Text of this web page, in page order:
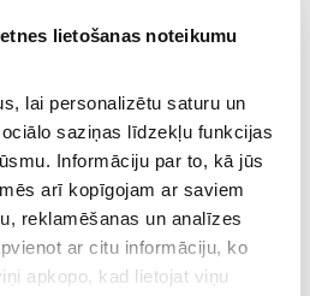
lietošanas noteikumu
lai personalizētu saturu un
saziņas līdzekļu funkcijas
Informāciju par to, kā jūs
arī kopīgojam ar saviem
reklamēšanas un analīzes
ar citu informāciju, ko
apkopo, kad lietojat viņu